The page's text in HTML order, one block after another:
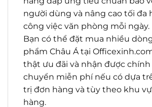
người dùng và nâng cao tối đa
công việc văn phòng mỗi ngày.
Bạn có thể đặt mua nhiều
phẩm Châu Á tại
thật ưu đãi và nhận được chính
chuyển miễn phí nếu có dựa
trị đơn hàng và tùy theo khu
hàng.